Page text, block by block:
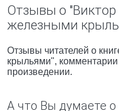
Отзывы о
железными
Отзывы читателей о
крыльями",
произведении.
А что Вы думаете о